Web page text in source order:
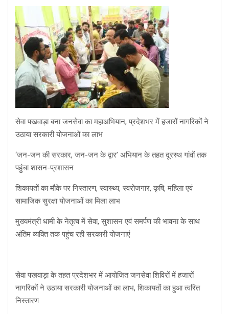
सेवा पखवाड़ा बना जनसेवा का महाअभियान, प्रदेशभर में हजारों नागरिकों ने
उठाया सरकारी योजनाओं का लाभ
‘जन-जन की सरकार, जन-जन के द्वार’ अभियान के तहत दूरस्थ गांवों तक
पहुंचा शासन-प्रशासन
शिकायतों का मौके पर निस्तारण, स्वास्थ्य, स्वरोजगार, कृषि, महिला एवं
सामाजिक सुरक्षा योजनाओं का मिला लाभ
मुख्यमंत्री धामी के नेतृत्व में सेवा, सुशासन एवं समर्पण की भावना के साथ
अंतिम व्यक्ति तक पहुंच रही सरकारी योजनाएं
सेवा पखवाड़ा के तहत प्रदेशभर में आयोजित जनसेवा शिविरों में हजारों
नागरिकों ने उठाया सरकारी योजनाओं का लाभ, शिकायतों का हुआ त्वरित
निस्तारण